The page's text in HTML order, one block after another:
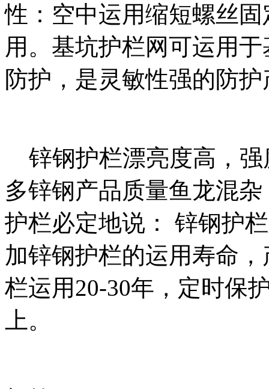
性：空中运用缩短螺丝
用。基坑护栏网可运用
防护，是灵敏性强的防
锌钢护栏漂亮度高，强
多锌钢产品质量鱼龙混
护栏必定地说： 锌钢护
加锌钢护栏的运用寿命
栏运用20-30年，定时保
上。